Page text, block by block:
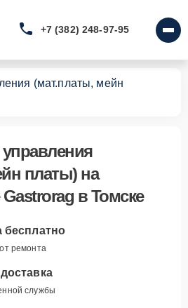
+7 (382) 248-97-95
(мат.платы, мейн
платы)на
в Томске
бесплатно
ремонта
службы